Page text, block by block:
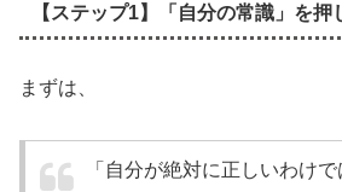
【ステップ1】「自分の常識」を押
まずは、
「自分が絶対に正しいわけで